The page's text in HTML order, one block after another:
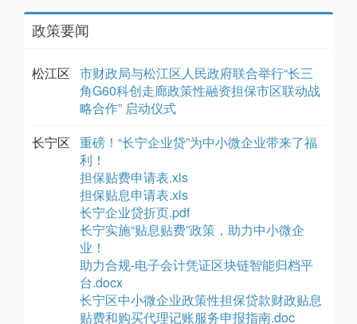
政策要闻
松江区 市财政局与松江区人民政府联合举行“长三
角G60科创走廊政策性融资担保市区联动战
略合作” 启动仪式
长宁区 重磅！“长宁企业贷”为中小微企业带来了福
利！
担保贴费申请表.xls
担保贴息申请表.xls
长宁企业贷折页.pdf
长宁实施“贴息贴费”政策，助力中小微企
业！
助力合规-电子会计凭证区块链智能归档平
台.docx
长宁区中小微企业政策性担保贷款财政贴息
贴费和购买代理记账服务申报指南.doc